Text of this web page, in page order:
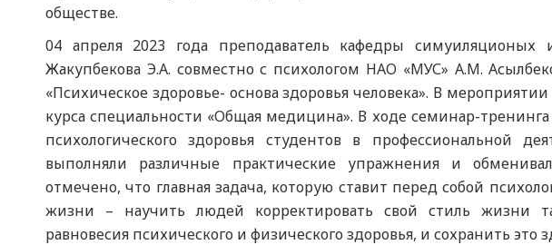
обществе.
04 апреля 2023 года преподаватель кафедры симуиляционых
Жакупбекова Э.А. совместно с психологом НАО «МУС» А.М.
«Психическое здоровье- основа здоровья человека». В
курса специальности «Общая медицина». В ходе семинар-
психологического здоровья студентов в профессиональной
выполняли различные практические упражнения и
отмечено, что главная задача, которую ставит перед собой
жизни – научить людей корректировать свой стиль жизни
равновесия психического и физического здоровья, и сохранить это